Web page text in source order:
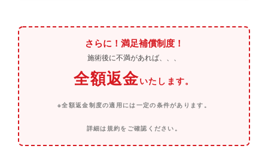
さらに！満足補償制度！
施術後に不満があれば、、、
全額返金いたします。
※全額返金制度の適用には一定の条件があります。
詳細は規約をご確認ください。